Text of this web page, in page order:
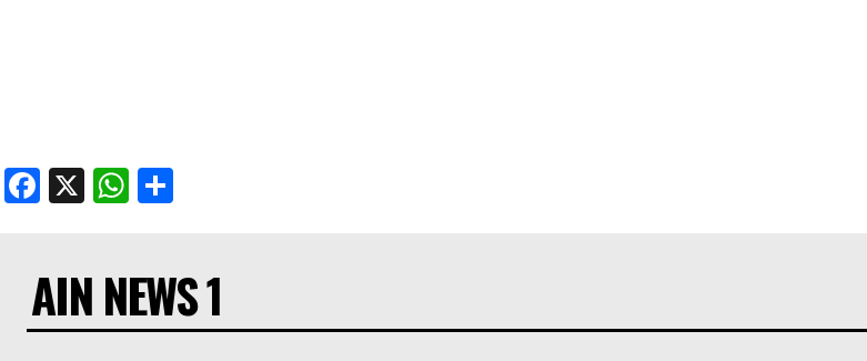
Facebook
X WhatsApp
AIN NEWS 1